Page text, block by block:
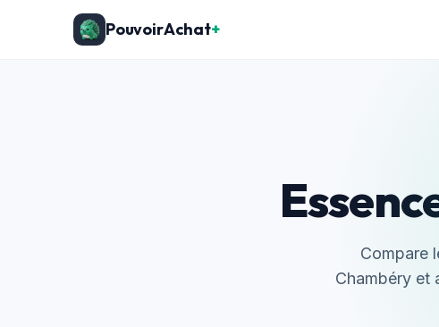
PouvoirAchat+
Compare
Chambéry et